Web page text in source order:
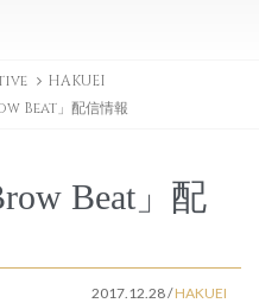
HAKUEI
Beat」配信情報
Beat」配
2017.12.28/HAKUEI